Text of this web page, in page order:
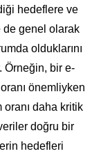
hedeflere ve
de genel olarak
olduklarını
Örneğin, bir e-
önemliyken
oranı daha kritik
doğru bir
hedefleri